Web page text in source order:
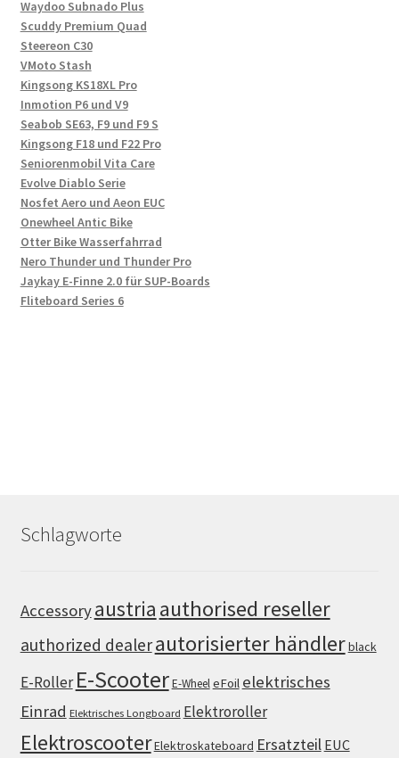
Waydoo Subnado Plus
Scuddy Premium Quad
Steereon C30
VMoto Stash
Kingsong KS18XL Pro
Inmotion P6 und V9
Seabob SE63, F9 und F9 S
Kingsong F18 und F22 Pro
Seniorenmobil Vita Care
Evolve Diablo Serie
Nosfet Aero und Aeon EUC
Onewheel Antic Bike
Otter Bike Wasserfahrrad
Nero Thunder und Thunder Pro
Jaykay E-Finne 2.0 für SUP-Boards
Fliteboard Series 6
Schlagworte
Accessoryaustria authorised reseller
authorized dealerautorisierter händlerblack
E-Roller E-ScooterE-WheeleFoil elektrisches
Einrad Elektrisches Longboard Elektroroller
ElektroscooterElektroskateboard Ersatzteil EUC